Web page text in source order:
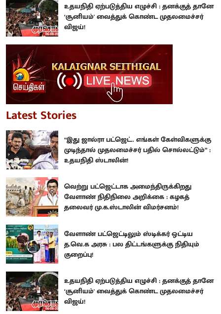
உதயநிதி ஏற்படுத்திய எழுச்சி : தனக்குத் தானே
‘சூனியம்' வைத்துக் கொண்ட முதலமைச்சர்
விஜய்!
Latest Stories
“இது ஜால்ரா பட்ஜெட்.. எங்கள் கேள்விகளுக்கு
முடிந்தால் முதலமைச்சர் பதில் சொல்லட்டும்” :
உதயநிதி ஸ்டாலின்!
வெற்று பட்ஜெட்டாக அமைந்திருக்கிறது
வேளாண் நிதிநிலை அறிக்கை : கழகத்
தலைவர் மு.க.ஸ்டாலின் விமர்சனம்!
வேளாண் பட்ஜெட்டிலும் ஸ்டிக்கர் ஒட்டிய
த.வெ.க அரசு : பல திட்டங்களுக்கு நிதியும்
குறைப்பு!
உதயநிதி ஏற்படுத்திய எழுச்சி : தனக்குத் தானே
‘சூனியம்' வைத்துக் கொண்ட முதலமைச்சர்
விஜய்!